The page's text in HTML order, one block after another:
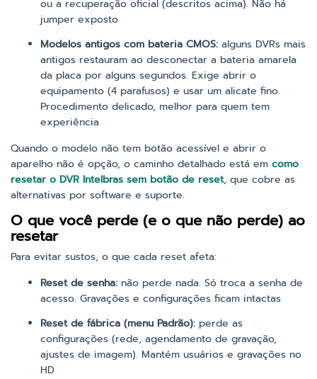
ou a recuperação oficial (descritos acima). Não há
jumper exposto
Modelos antigos com bateria CMOS: alguns DVRs mais
antigos restauram ao desconectar a bateria amarela
da placa por alguns segundos. Exige abrir o
equipamento (4 parafusos) e usar um alicate fino.
Procedimento delicado, melhor para quem tem
experiência
Quando o modelo não tem botão acessível e abrir o
aparelho não é opção, o caminho detalhado está em como
resetar o DVR Intelbras sem botão de reset, que cobre as
alternativas por software e suporte.
O que você perde (e o que não perde) ao
resetar
Para evitar sustos, o que cada reset afeta:
Reset de senha: não perde nada. Só troca a senha de
acesso. Gravações e configurações ficam intactas
Reset de fábrica (menu Padrão): perde as
configurações (rede, agendamento de gravação,
ajustes de imagem). Mantém usuários e gravações no
HD